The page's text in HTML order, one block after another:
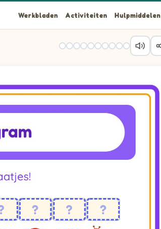
Werkbladen Activiteiten Hulpmiddelen